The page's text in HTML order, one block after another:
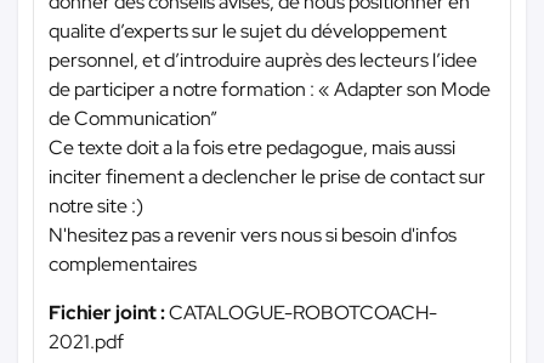
qualite d’experts sur le sujet du développement
personnel, et d’introduire auprès des lecteurs l’idee
de participer a notre formation : « Adapter son Mode
de Communication”
Ce texte doit a la fois etre pedagogue, mais aussi
inciter finement a declencher le prise de contact sur
notre site :)
N'hesitez pas a revenir vers nous si besoin d'infos
complementaires
Fichier joint :CATALOGUE-ROBOTCOACH-
2021.pdf